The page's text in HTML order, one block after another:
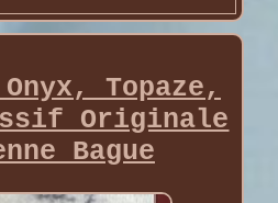
Topaze,
Originale
Bague